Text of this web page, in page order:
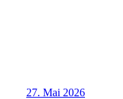
27. Mai 2026